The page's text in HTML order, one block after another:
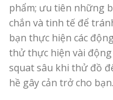
phẩm; ưu tiên những
chắn và tinh tế để
bạn thực hiện các
thử thực hiện vài
squat sâu khi thử đồ
hề gây cản trở cho bạn.